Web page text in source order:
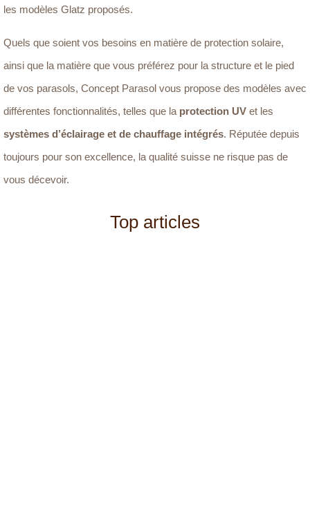
les modèles Glatz proposés.
Quels que soient vos besoins en matière de protection solaire,
ainsi que la matière que vous préférez pour la structure et le pied
de vos parasols, Concept Parasol vous propose des modèles avec
différentes fonctionnalités, telles que la protection UV et les
systèmes d’éclairage et de chauffage intégrés. Réputée depuis
toujours pour son excellence, la qualité suisse ne risque pas de
vous décevoir.
Top articles